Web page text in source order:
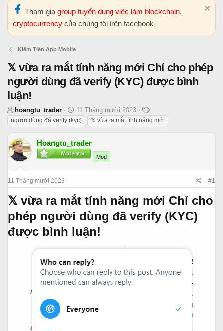
Tham gia group tuyển dụng việc làm blockchain,
cryptocurrency của chúng tôi trên facebook
Kiếm Tiền App Mobile
𝕏 vừa ra mắt tính năng mới Chỉ cho phép
người dùng đã verify (KYC) được bình
luận!
T
h
e
a
d
s
t
r
e
r
hoangtu_trader
N
g
y
b
ắ
t
u
11 Tháng mười 2023
T
h
người dùng đã verify (kyc) 𝕏 vừa ra mắt tính năng mới
Hoangtu_trader
Mod
11 Tháng mười 2023 #1
𝕏 vừa ra mắt tính năng mới Chỉ cho
phép người dùng đã verify (KYC)
được bình luận!​